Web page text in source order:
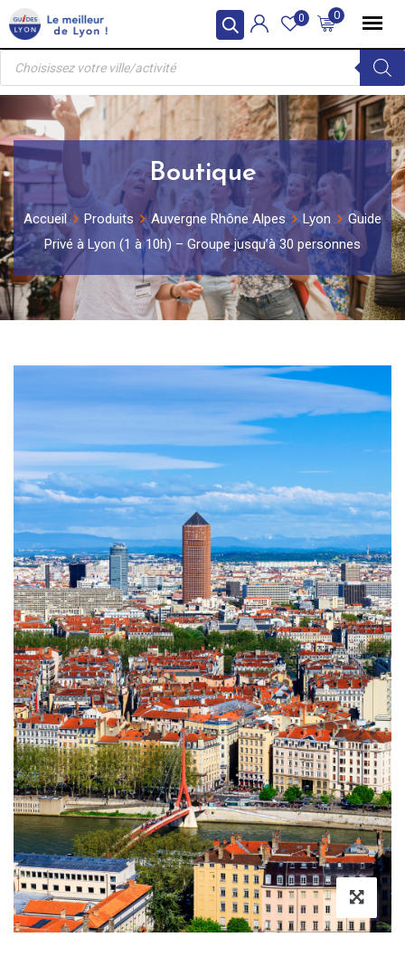
Skip
to
content
0
0
Recherche
produits
Boutique
Accueil Produits Auvergne Rhône Alpes Lyon
Guide
Privé à Lyon (1 à 10h) – Groupe jusqu’à 30 personnes